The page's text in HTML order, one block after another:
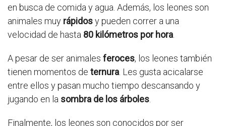
en busca de comida y agua. Además, los leones son
animales muy rápidosy pueden correr a una
velocidad de hasta 80 kilómetros por hora.
A pesar de ser animales feroces, los leones también
tienen momentos de ternura. Les gusta acicalarse
entre ellos y pasan mucho tiempo descansando y
jugando en la sombra de los árboles.
Finalmente, los leones son conocidos por ser